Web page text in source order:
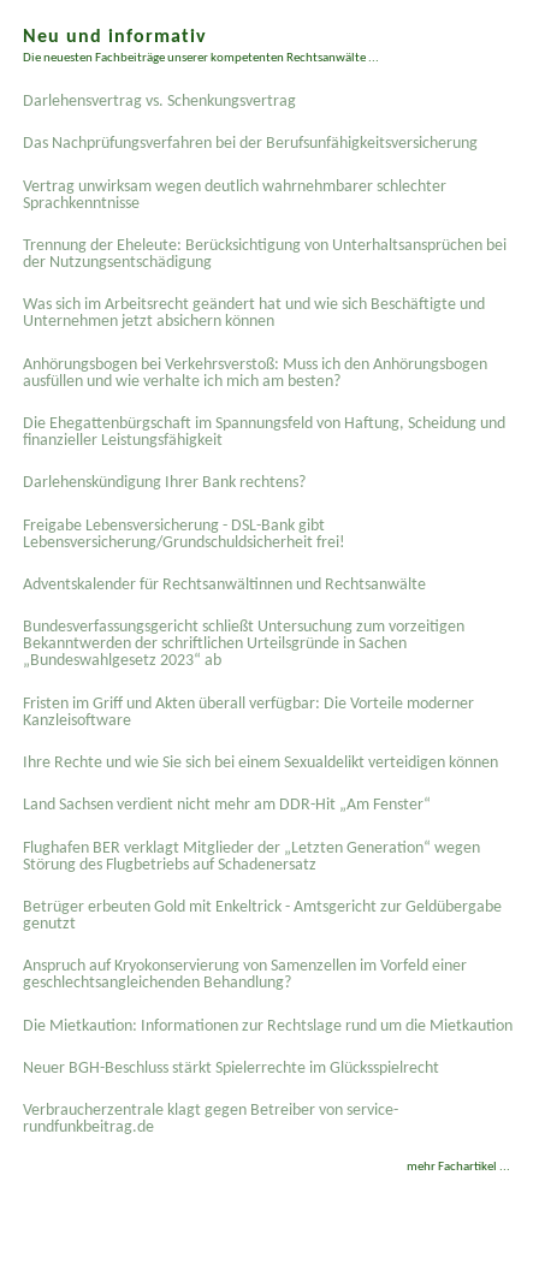
Neu und informativ
Die neuesten Fachbeiträge unserer kompetenten Rechtsanwälte ...
Darlehensvertrag vs. Schenkungsvertrag
Das Nachprüfungsverfahren bei der Berufsunfähigkeitsversicherung
Vertrag unwirksam wegen deutlich wahrnehmbarer schlechter
Sprachkenntnisse
Trennung der Eheleute: Berücksichtigung von Unterhaltsansprüchen bei
der Nutzungsentschädigung
Was sich im Arbeitsrecht geändert hat und wie sich Beschäftigte und
Unternehmen jetzt absichern können
Anhörungsbogen bei Verkehrsverstoß: Muss ich den Anhörungsbogen
ausfüllen und wie verhalte ich mich am besten?
Die Ehegattenbürgschaft im Spannungsfeld von Haftung, Scheidung und
finanzieller Leistungsfähigkeit
Darlehenskündigung Ihrer Bank rechtens?
Freigabe Lebensversicherung - DSL-Bank gibt
Lebensversicherung/Grundschuldsicherheit frei!
Adventskalender für Rechtsanwältinnen und Rechtsanwälte
Bundesverfassungsgericht schließt Untersuchung zum vorzeitigen
Bekanntwerden der schriftlichen Urteilsgründe in Sachen
„Bundeswahlgesetz 2023“ ab
Fristen im Griff und Akten überall verfügbar: Die Vorteile moderner
Kanzleisoftware
Ihre Rechte und wie Sie sich bei einem Sexual­delikt verteidigen können
Land Sachsen verdient nicht mehr am DDR-Hit „Am Fenster“
Flughafen BER verklagt Mitglieder der „Letzten Generation“ wegen
Störung des Flugbetriebs auf Schadenersatz
Betrüger erbeuten Gold mit Enkeltrick - Amtsgericht zur Geldübergabe
genutzt
Anspruch auf Kryokonservierung von Samenzellen im Vorfeld einer
geschlechtsangleichenden Behandlung?
Die Mietkaution: Informationen zur Rechtslage rund um die Mietkaution
Neuer BGH-Beschluss stärkt Spielerrechte im Glücksspielrecht
Verbraucherzentrale klagt gegen Betreiber von service-
rundfunkbeitrag.de
mehr Fachartikel ...